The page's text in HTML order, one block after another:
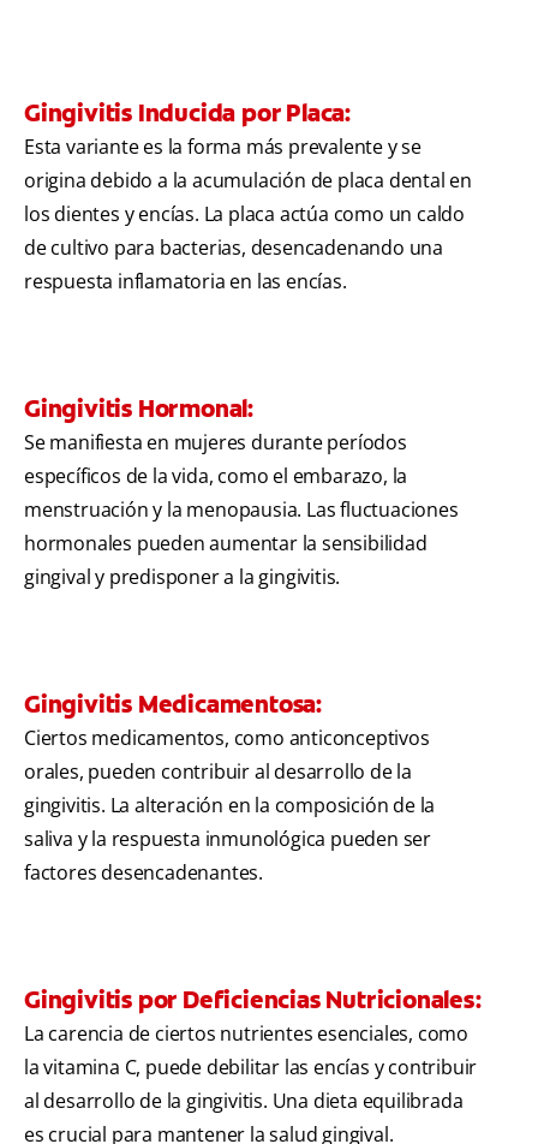
Gingivitis Inducida por Placa:
Esta variante es la forma más prevalente y se
origina debido a la acumulación de placa dental en
los dientes y encías. La placa actúa como un caldo
de cultivo para bacterias, desencadenando una
respuesta inflamatoria en las encías.
Gingivitis Hormonal:
Se manifiesta en mujeres durante períodos
específicos de la vida, como el embarazo, la
menstruación y la menopausia. Las fluctuaciones
hormonales pueden aumentar la sensibilidad
gingival y predisponer a la gingivitis.
Gingivitis Medicamentosa:
Ciertos medicamentos, como anticonceptivos
orales, pueden contribuir al desarrollo de la
gingivitis. La alteración en la composición de la
saliva y la respuesta inmunológica pueden ser
factores desencadenantes.
Gingivitis por Deficiencias Nutricionales:
La carencia de ciertos nutrientes esenciales, como
la vitamina C, puede debilitar las encías y contribuir
al desarrollo de la gingivitis. Una dieta equilibrada
es crucial para mantener la salud gingival.